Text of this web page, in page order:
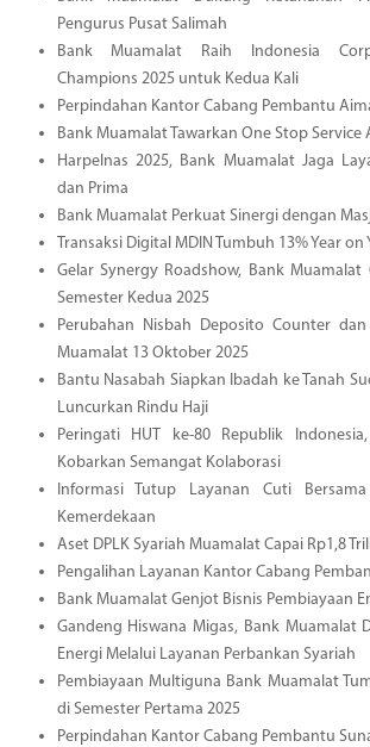
Pengurus Pusat Salimah
Bank Muamalat Raih Indonesia
Champions 2025 untuk Kedua Kali
Perpindahan Kantor Cabang Pembantu
Bank Muamalat Tawarkan One Stop Service
Harpelnas 2025, Bank Muamalat Jaga
dan Prima
Bank Muamalat Perkuat Sinergi dengan
Transaksi Digital MDIN Tumbuh 13% Year on
Gelar Synergy Roadshow, Bank
Semester Kedua 2025
Perubahan Nisbah Deposito Counter
Muamalat 13 Oktober 2025
Bantu Nasabah Siapkan Ibadah ke Tanah
Luncurkan Rindu Haji
Peringati HUT ke-80 Republik
Kobarkan Semangat Kolaborasi
Informasi Tutup Layanan Cuti
Kemerdekaan
Aset DPLK Syariah Muamalat Capai Rp1,8
Pengalihan Layanan Kantor Cabang
Bank Muamalat Genjot Bisnis Pembiayaan
Gandeng Hiswana Migas, Bank Muamalat
Energi Melalui Layanan Perbankan Syariah
Pembiayaan Multiguna Bank Muamalat
di Semester Pertama 2025
Perpindahan Kantor Cabang Pembantu